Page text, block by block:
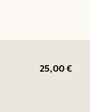
25,00 €